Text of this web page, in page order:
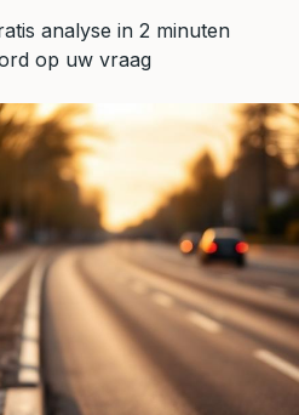
analyse in 2 minuten
op uw vraag